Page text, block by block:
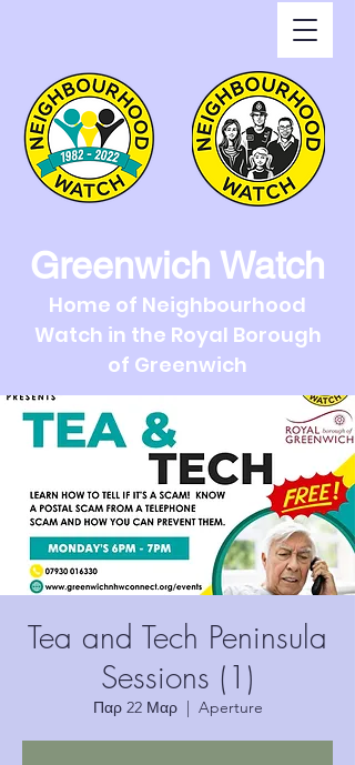
Greenwich Watch
Home of Neighbourhood
Watch in the Royal Borough
of Greenwich
Tea and Tech Peninsula
Sessions (1)
Παρ 22 Μαρ
  |
Aperture